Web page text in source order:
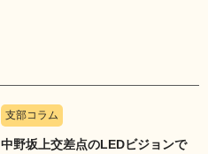
支部コラム
中野坂上交差点のLEDビジョンで